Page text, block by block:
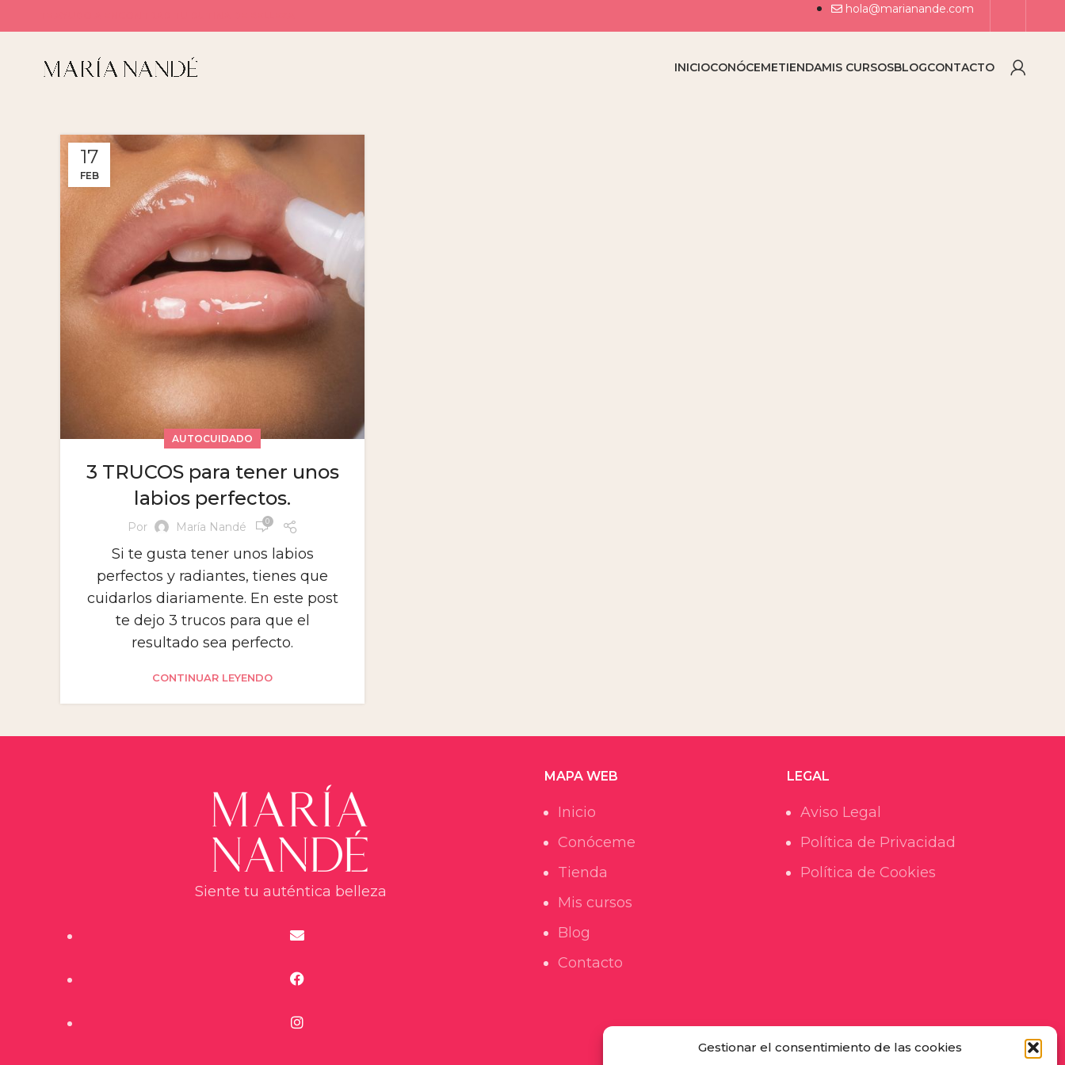
Gestionar el consentimiento de las cookies
hola@marianande.com
INICIOCONÓCEMETIENDAMIS CURSOSBLOGCONTACTO
17
FEB
AUTOCUIDADO
3 TRUCOS para tener unos
labios perfectos.
Por María Nandé 0
Si te gusta tener unos labios
perfectos y radiantes, tienes que
cuidarlos diariamente. En este post
te dejo 3 trucos para que el
resultado sea perfecto.
CONTINUAR LEYENDO
Siente tu auténtica belleza
MAPA WEB
Inicio
Conóceme
Tienda
Mis cursos
Blog
Contacto
LEGAL
Aviso Legal
Política de Privacidad
Política de Cookies